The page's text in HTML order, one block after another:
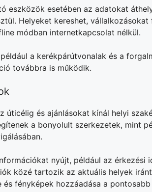
eszközök esetében az adatokat
Helyeket kereshet,
módban internetkapcsolat nélkül.
a kerékpárútvonalak és a
továbbra is működik.
úticélig és ajánlásokat kínál helyi
a bonyolult szerkezetek, mint
nyújt, például az érkezési
közé tartozik az aktuális helyek
és fényképek hozzáadása a